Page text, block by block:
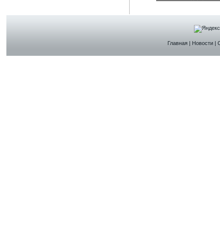
Главная| Новости|